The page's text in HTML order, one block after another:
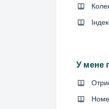
У мене